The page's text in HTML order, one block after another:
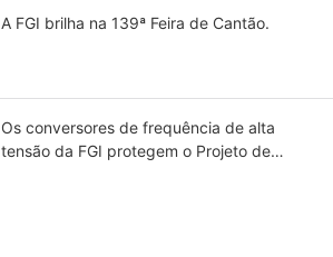
A FGI brilha na 139ª Feira de Cantão.
Os conversores de frequência de alta
tensão da FGI protegem o Projeto de